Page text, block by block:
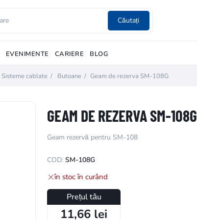
Căutați
EVENIMENTE CARIERE BLOG
Sisteme cablate / Butoane / Geam de rezerva SM-108G
GEAM DE REZERVA SM-108G
Geam rezervă pentru SM-108
COD: SM-108G
în stoc în curând
Prețul tău
11,66 lei